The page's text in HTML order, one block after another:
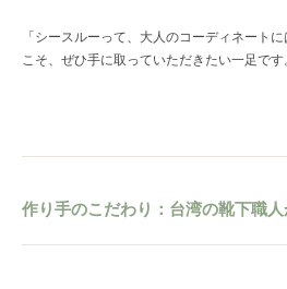
「シースルーって、大人のコーディネート
こそ、ぜひ手に取っていただきたい一足です
作り手のこだわり：台湾の靴下職